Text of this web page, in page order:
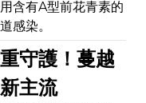
含有A型前花青素的
感染。
守護！蔓越
主流